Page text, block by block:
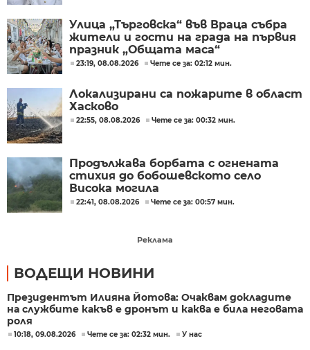
Улица „Търговска“ във Враца събра
жители и гости на града на първия
празник „Общата маса“
23:19, 08.08.2026 Чете се за: 02:12 мин.
Локализирани са пожарите в област
Хасково
22:55, 08.08.2026 Чете се за: 00:32 мин.
Продължава борбата с огнената
стихия до бобошевското село
Висока могила
22:41, 08.08.2026 Чете се за: 00:57 мин.
Реклама
ВОДЕЩИ НОВИНИ
Президентът Илияна Йотова: Очаквам докладите
на службите какъв е дронът и каква е била неговата
роля
10:18, 09.08.2026 Чете се за: 02:32 мин. У нас